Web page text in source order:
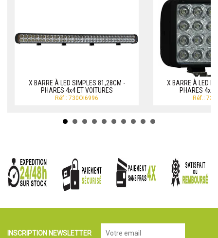
X BARRE À LED SIMPLES 81,28CM -
PHARES 4x4 ET VOITURES
Réf.: 730OI6996
X BARRE À LED
PHARES 4x4
Réf.:
INSCRIPTION NEWSLETTER